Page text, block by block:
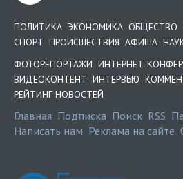
ПОЛИТИКА ЭКОНОМИКА ОБЩЕСТВО
СПОРТ ПРОИСШЕСТВИЯ АФИША
ФОТОРЕПОРТАЖИ ИНТЕРНЕТ-
ВИДЕОКОНТЕНТ ИНТЕРВЬЮ
РЕЙТИНГ НОВОСТЕЙ
Главная Подписка Поиск RSS
Написать нам Реклама на сайте